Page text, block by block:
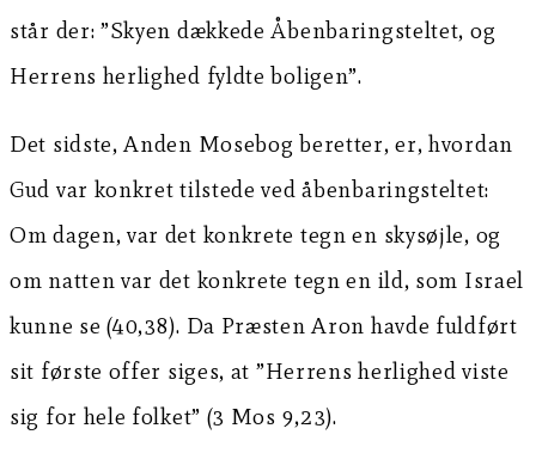
står der: ”Skyen dækkede Åbenbaringsteltet, og
Herrens herlighed fyldte boligen”.
Det sidste, Anden Mosebog beretter, er, hvordan
Gud var konkret tilstede ved åbenbaringsteltet:
Om dagen, var det konkrete tegn en skysøjle, og
om natten var det konkrete tegn en ild, som Israel
kunne se (40,38). Da Præsten Aron havde fuldført
sit første offer siges, at ”Herrens herlighed viste
sig for hele folket” (3 Mos 9,23).